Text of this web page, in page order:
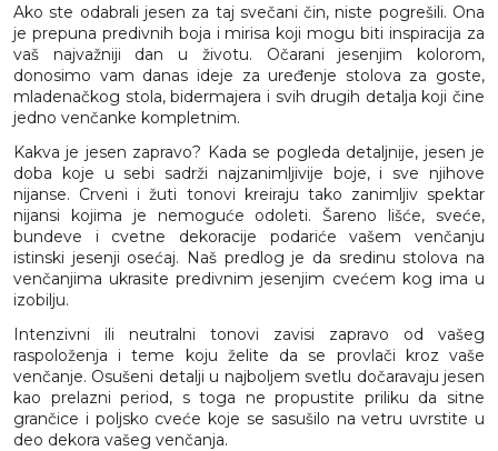
Ako ste odabrali jesen za taj svečani čin, niste pogrešili. Ona
je prepuna predivnih boja i mirisa koji mogu biti inspiracija za
vaš najvažniji dan u životu. Očarani jesenjim kolorom,
donosimo vam danas ideje za uređenje stolova za goste,
mladenačkog stola, bidermajera i svih drugih detalja koji čine
jedno venčanke kompletnim.
Kakva je jesen zapravo? Kada se pogleda detaljnije, jesen je
doba koje u sebi sadrži najzanimljivije boje, i sve njihove
nijanse. Crveni i žuti tonovi kreiraju tako zanimljiv spektar
nijansi kojima je nemoguće odoleti. Šareno lišće, sveće,
bundeve i cvetne dekoracije podariće vašem venčanju
istinski jesenji osećaj. Naš predlog je da sredinu stolova na
venčanjima ukrasite predivnim jesenjim cvećem kog ima u
izobilju.
Intenzivni ili neutralni tonovi zavisi zapravo od vašeg
raspoloženja i teme koju želite da se provlači kroz vaše
venčanje. Osušeni detalji u najboljem svetlu dočaravaju jesen
kao prelazni period, s toga ne propustite priliku da sitne
grančice i poljsko cveće koje se sasušilo na vetru uvrstite u
deo dekora vašeg venčanja.